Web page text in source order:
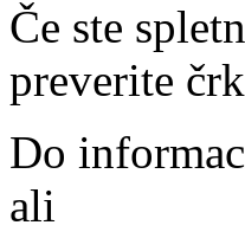
Če ste
preverite
Do
ali